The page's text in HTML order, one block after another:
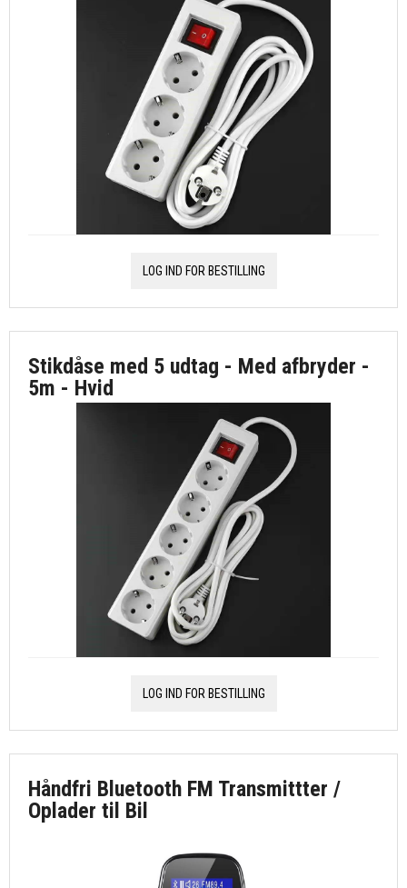
LOG IND FOR BESTILLING
Stikdåse med 5 udtag - Med afbryder -
5m - Hvid
LOG IND FOR BESTILLING
Håndfri Bluetooth FM Transmittter /
Oplader til Bil